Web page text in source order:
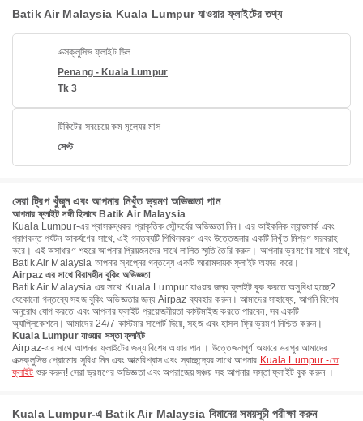
Batik Air Malaysia Kuala Lumpur যাওয়ার ফ্লাইটের তথ্য
এক্সক্লুসিভ ফ্লাইট ডিল
Penang - Kuala Lumpur
Tk 3
টিকিটের সবচেয়ে কম মূল্যের মাস
সেপ্ট
সেরা ট্রিপ খুঁজুন এবং আপনার নিখুঁত ভ্রমণ অভিজ্ঞতা পান
আপনার ফ্লাইট সঙ্গী হিসাবে Batik Air Malaysia
Kuala Lumpur-এর শ্বাসরুদ্ধকর প্রাকৃতিক সৌন্দর্যের অভিজ্ঞতা নিন। এর আইকনিক ল্যান্ডমার্ক এবং
প্রাণবন্ত পর্যটন আকর্ষণের সাথে, এই গন্তব্যটি শিথিলকরণ এবং উত্তেজনার একটি নিখুঁত মিশ্রণ সরবরাহ
করে। এই অসাধারণ শহরে আপনার প্রিয়জনদের সাথে লালিত স্মৃতি তৈরি করুন। আপনার ভ্রমণের সাথে সাথে,
Batik Air Malaysia আপনার স্বপ্নের গন্তব্যে একটি আরামদায়ক ফ্লাইট অফার করে।
Airpaz এর সাথে বিরামহীন বুকিং অভিজ্ঞতা
Batik Air Malaysia এর সাথে Kuala Lumpur যাওয়ার জন্য ফ্লাইট বুক করতে অসুবিধা হচ্ছে?
যেকোনো গন্তব্যে সহজ বুকিং অভিজ্ঞতার জন্য Airpaz ব্যবহার করুন। আমাদের সাহায্যে, আপনি বিশেষ
অনুরোধ যোগ করতে এবং আপনার ফ্লাইট প্রয়োজনীয়তা কাস্টমাইজ করতে পারবেন, সব একটি
অ্যাপ্লিকেশনে। আমাদের 24/7 কাস্টমার সাপোর্ট দিয়ে, সহজ এবং হাসল-ফ্রি ভ্রমণ নিশ্চিত করুন।
Kuala Lumpur যাওয়ার সস্তা ফ্লাইট
Airpaz-এর সাথে আপনার ফ্লাইটের জন্য বিশেষ অফার পান । উত্তেজনাপূর্ণ অফারে ভরপুর আমাদের
এক্সক্লুসিভ প্রোমোর সুবিধা নিন এবং আত্মবিশ্বাস এবং স্বাচ্ছন্দ্যের সাথে আপনার Kuala Lumpur -তে
ফ্লাইট শুরু করুন! সেরা ভ্রমণের অভিজ্ঞতা এবং অপরাজেয় সঞ্চয় সহ আপনার সস্তা ফ্লাইট বুক করুন ।
Kuala Lumpur-এ Batik Air Malaysia বিমানের সময়সূচী পরীক্ষা করুন